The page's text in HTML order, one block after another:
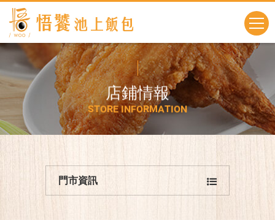
店鋪情報
STORE INFORMATION
門市資訊